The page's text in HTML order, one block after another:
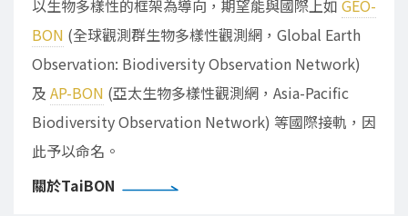
以生物多樣性的框架為導向，期望能與國際上如 GEO-
BON (全球觀測群生物多樣性觀測網，Global Earth
Observation: Biodiversity Observation Network)
及 AP-BON (亞太生物多樣性觀測網，Asia-Pacific
Biodiversity Observation Network) 等國際接軌，因
此予以命名。
關於TaiBON